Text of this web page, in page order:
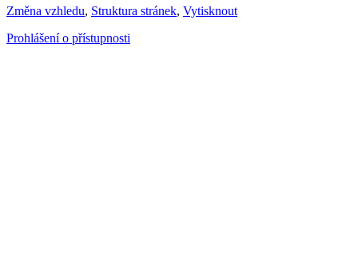
Změna vzhledu, Struktura stránek, Vytisknout
Prohlášení o přístupnosti